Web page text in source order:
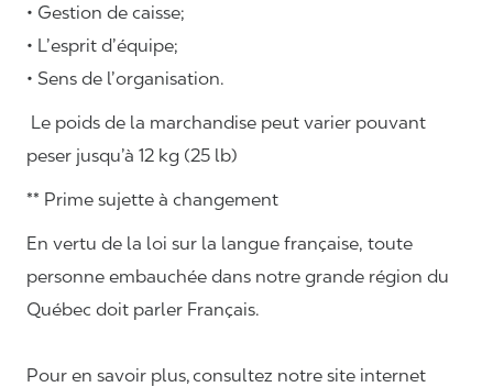
• Gestion de caisse;
• L’esprit d’équipe;
• Sens de l’organisation.
Le poids de la marchandise peut varier pouvant
peser jusqu’à 12 kg (25 lb)
** Prime sujette à changement
En vertu de la loi sur la langue française, toute
personne embauchée dans notre grande région du
Québec doit parler Français.
Pour en savoir plus, consultez notre site internet